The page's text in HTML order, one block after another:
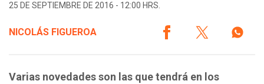
25 DE SEPTIEMBRE DE 2016 - 12:00 HRS.
NICOLÁS FIGUEROA
Varias novedades son las que tendrá en los